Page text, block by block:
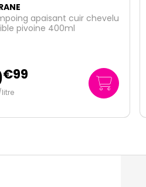
douche nutritive fève de
200ml
45
litre